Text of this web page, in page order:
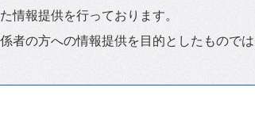
情報提供を行っております。
者の方への情報提供を目的としたものでは